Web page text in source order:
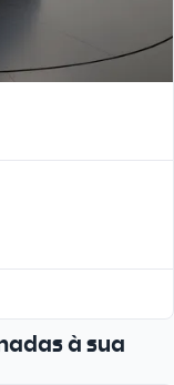
à sua